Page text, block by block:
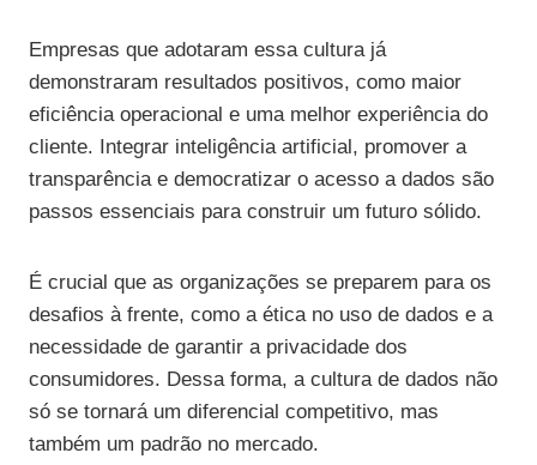
Empresas que adotaram essa cultura já
demonstraram resultados positivos, como maior
eficiência operacional e uma melhor experiência do
cliente. Integrar inteligência artificial, promover a
transparência e democratizar o acesso a dados são
passos essenciais para construir um futuro sólido.
É crucial que as organizações se preparem para os
desafios à frente, como a ética no uso de dados e a
necessidade de garantir a privacidade dos
consumidores. Dessa forma, a cultura de dados não
só se tornará um diferencial competitivo, mas
também um padrão no mercado.